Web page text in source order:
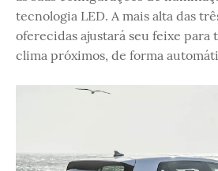
tecnologia LED. A mais alta das
oferecidas ajustará seu feixe para
clima próximos, de forma